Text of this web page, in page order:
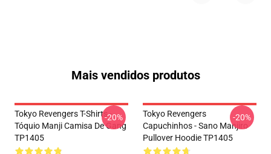
Mais vendidos produtos
Tokyo Revengers T-Shirts -
Tóquio Manji Camisa De Gang
TP1405
-20%
Tokyo Revengers
Capuchinhos - Sano Manjiro
Pullover Hoodie TP1405
-20%